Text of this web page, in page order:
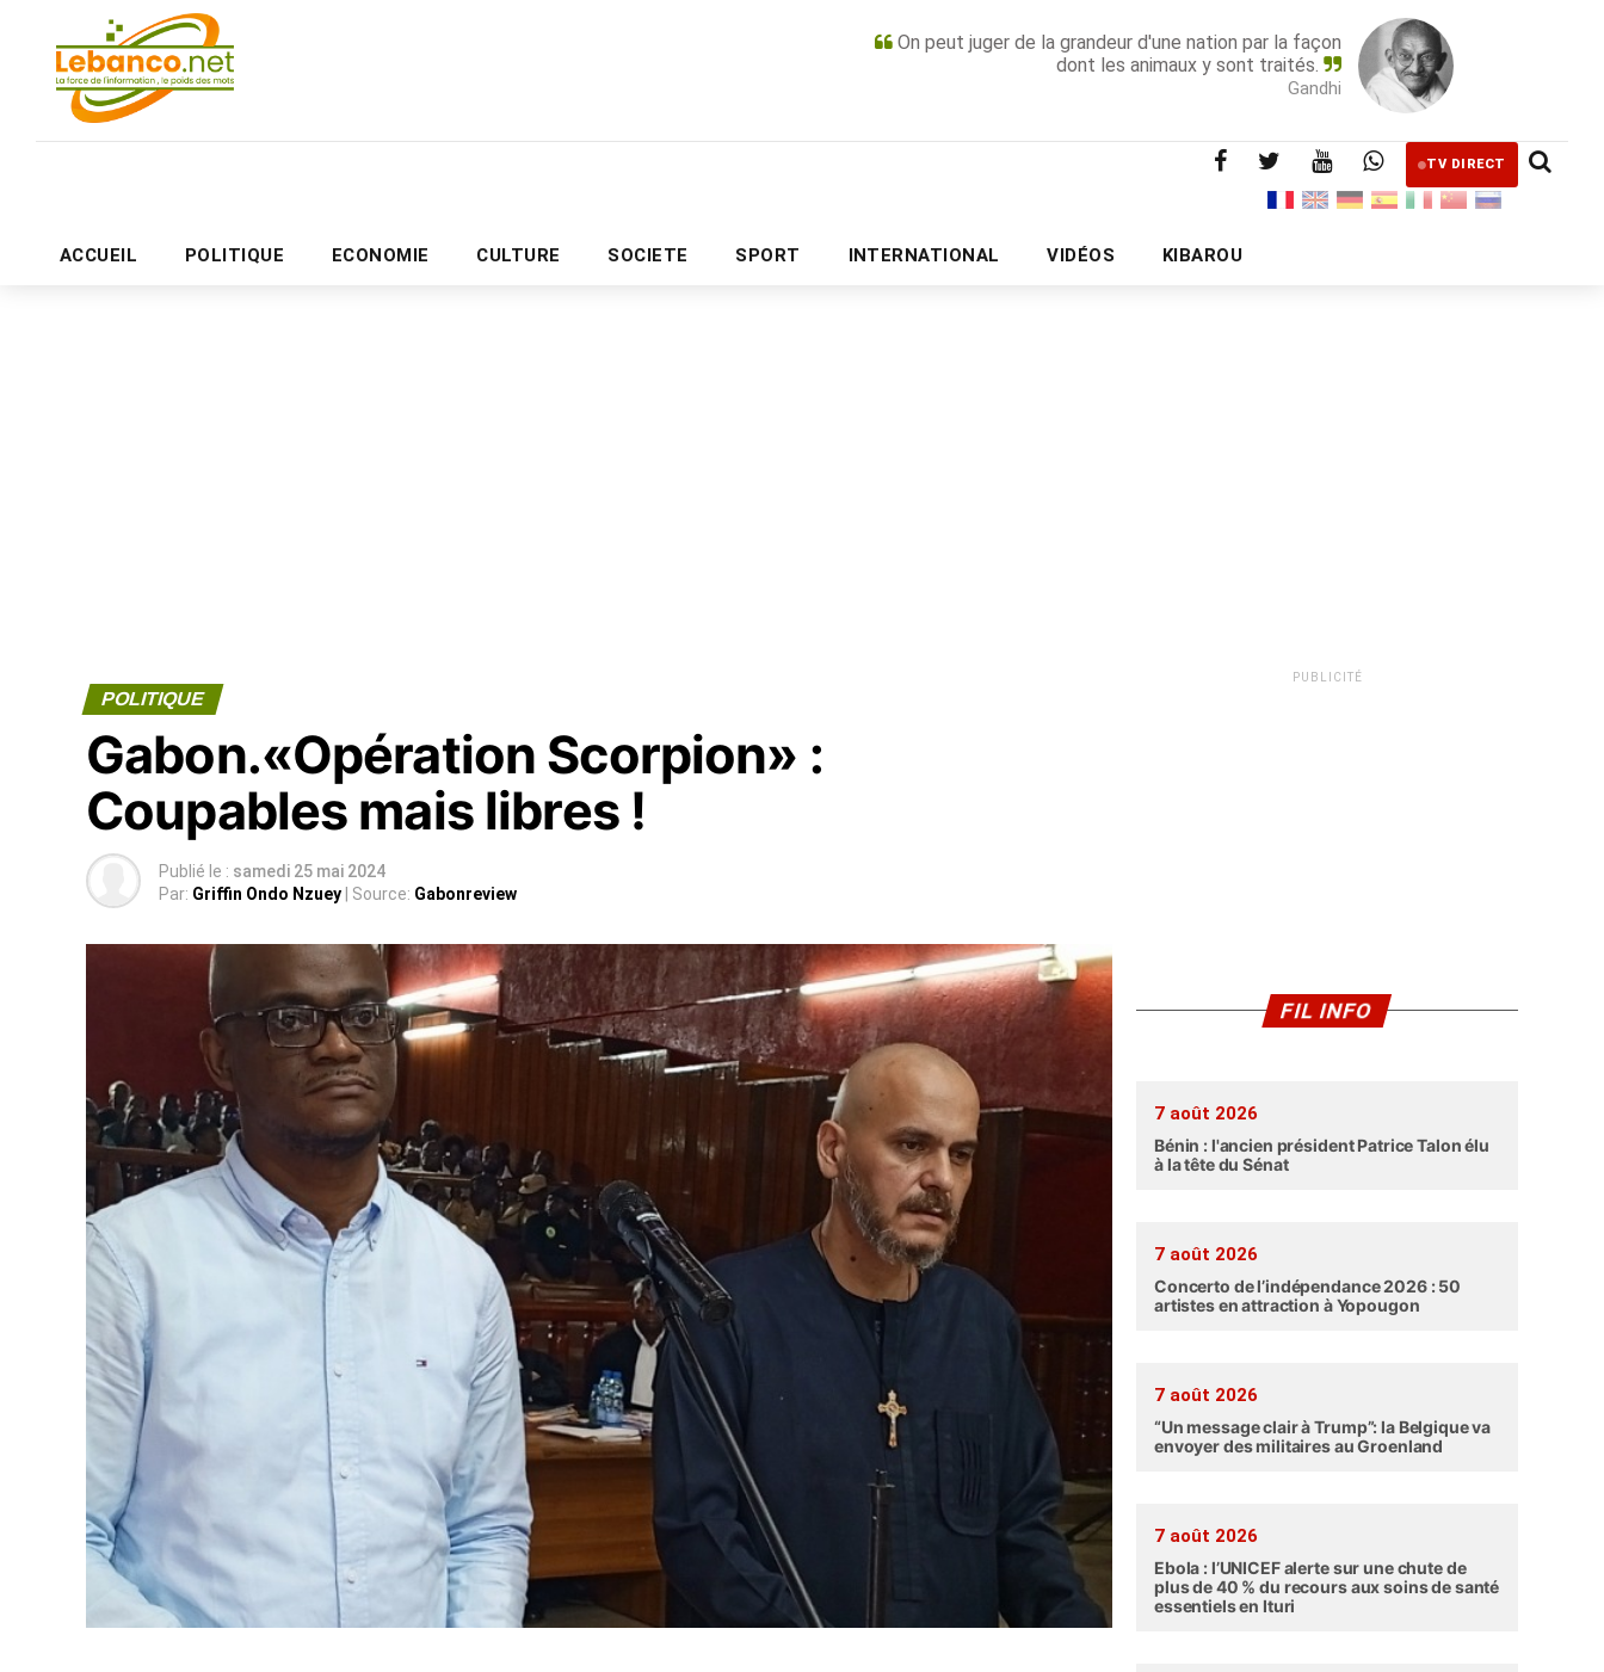
On peut juger de la grandeur d'une nation par la façon
dont les animaux y sont traités.
Gandhi
TV DIRECT
ACCUEIL POLITIQUE ECONOMIE CULTURE SOCIETE SPORT INTERNATIONAL VIDÉOS KIBAROU
PUBLICITÉ
POLITIQUE
Gabon.«Opération Scorpion» :
Coupables mais libres !
Publié le : samedi 25 mai 2024
Par: Griffin Ondo Nzuey | Source: Gabonreview
PUBLICITÉ
FIL INFO
7 août 2026
Bénin : l'ancien président Patrice Talon élu
à la tête du Sénat
7 août 2026
Concerto de l’indépendance 2026 : 50
artistes en attraction à Yopougon
7 août 2026
“Un message clair à Trump”: la Belgique va
envoyer des militaires au Groenland
7 août 2026
Ebola : l’UNICEF alerte sur une chute de
plus de 40 % du recours aux soins de santé
essentiels en Ituri